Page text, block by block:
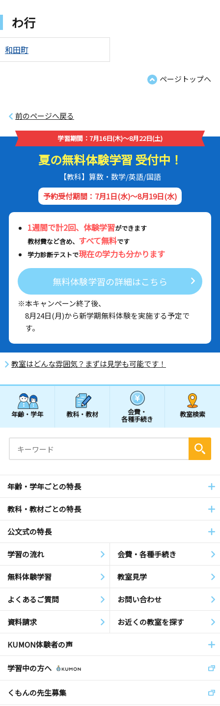
わ行
和田町
ページトップへ
前のページへ戻る
学習期間：7月16日(木)～8月22日(土)
夏の無料体験学習 受付中！
【教科】算数・数学/英語/国語
予約受付期間：7月1日(水)～8月19日(水)
1週間で計2回、体験学習ができます
教材費など含め、 すべて無料です
学力診断テストで現在の学力も分かります
無料体験学習の詳細はこちら
※本キャンペーン終了後、
8月24日(月)から新学期無料体験を実施する予定で
す。
教室はどんな雰囲気？まずは見学も可能です！
年齢・学年 教科・教材 会費・
各種手続き
教室検索
年齢・学年ごとの特長
教科・教材ごとの特長
公文式の特長
学習の流れ 会費・各種手続き
無料体験学習 教室見学
よくあるご質問 お問い合わせ
資料請求 お近くの教室を探す
KUMON体験者の声
学習中の方へ
くもんの先生募集